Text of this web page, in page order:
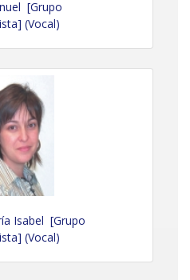
[Grupo
(Vocal)
Isabel [Grupo
(Vocal)